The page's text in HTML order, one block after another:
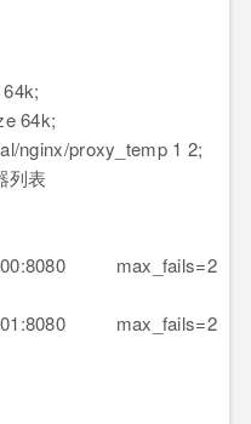
64k;
nginx/proxy_temp 1 2;
列表
max_fails=2
max_fails=2